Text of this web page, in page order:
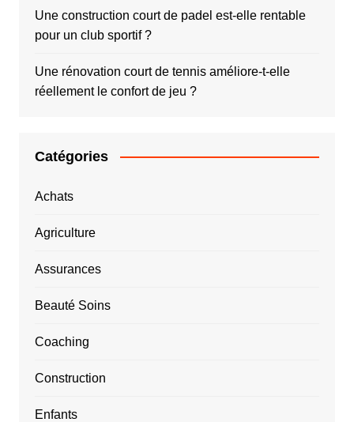
Une construction court de padel est-elle rentable
pour un club sportif ?
Une rénovation court de tennis améliore-t-elle
réellement le confort de jeu ?
Catégories
Achats
Agriculture
Assurances
Beauté Soins
Coaching
Construction
Enfants